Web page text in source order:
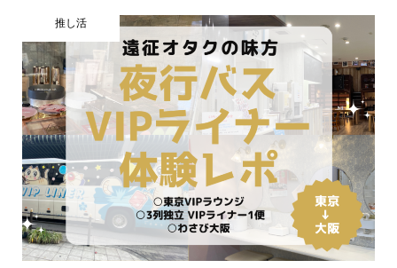
推し活